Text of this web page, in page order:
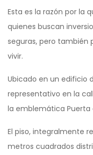
Esta es la razón por la
quienes buscan
seguras, pero también
vivir.
Ubicado en un edificio
representativo en la
la emblemática Puerta
El piso, integralmente
metros cuadrados